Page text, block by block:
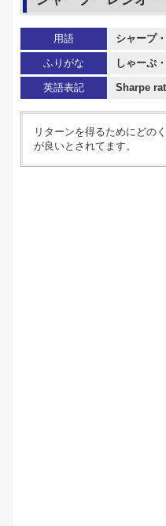
用語 シャープ
ふりがな しゃーぷ
英語表記 Sharpe
リターンを得るためにどの
が良いとされてます。